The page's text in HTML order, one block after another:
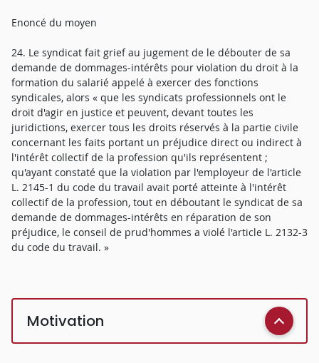
Enoncé du moyen
24. Le syndicat fait grief au jugement de le débouter de sa
demande de dommages-intérêts pour violation du droit à la
formation du salarié appelé à exercer des fonctions
syndicales, alors « que les syndicats professionnels ont le
droit d'agir en justice et peuvent, devant toutes les
juridictions, exercer tous les droits réservés à la partie civile
concernant les faits portant un préjudice direct ou indirect à
l'intérêt collectif de la profession qu'ils représentent ;
qu'ayant constaté que la violation par l'employeur de l'article
L. 2145-1 du code du travail avait porté atteinte à l'intérêt
collectif de la profession, tout en déboutant le syndicat de sa
demande de dommages-intérêts en réparation de son
préjudice, le conseil de prud'hommes a violé l'article L. 2132-3
du code du travail. »
Motivation